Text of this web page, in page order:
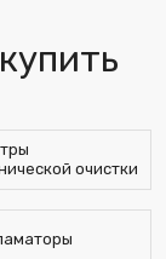
очистки